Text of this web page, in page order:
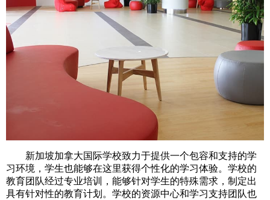
新加坡加拿大国际学校致力于提供一个包容和支持的学
习环境，学生也能够在这里获得个性化的学习体验。学校的
教育团队经过专业培训，能够针对学生的特殊需求，制定出
具有针对性的教育计划。学校的资源中心和学习支持团队也